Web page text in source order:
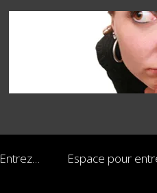
Entrez… Espace pour